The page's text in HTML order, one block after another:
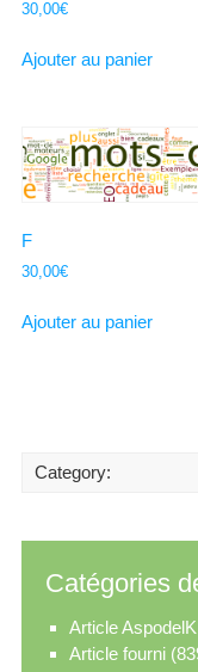
30,00€
Ajouter au panier
F
30,00€
Ajouter au panier
Category:
Catégories
Article AspodelK
Article fourni